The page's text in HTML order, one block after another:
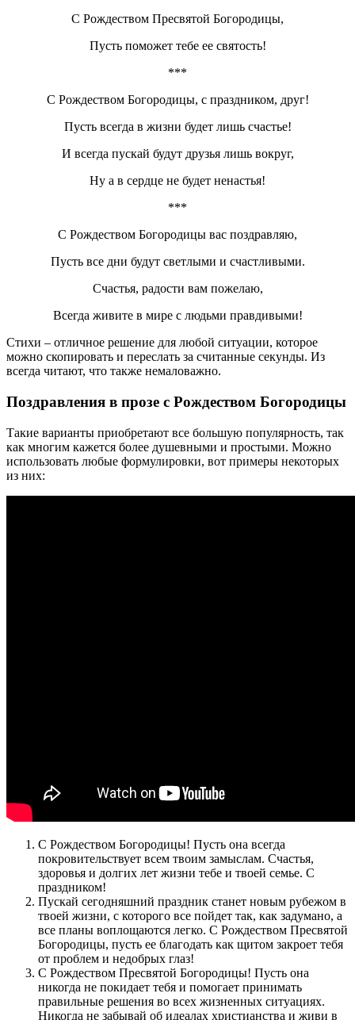
С Рождеством Пресвятой Богородицы,
Пусть поможет тебе ее святость!
***
С Рождеством Богородицы, с праздником, друг!
Пусть всегда в жизни будет лишь счастье!
И всегда пускай будут друзья лишь вокруг,
Ну а в сердце не будет ненастья!
***
С Рождеством Богородицы вас поздравляю,
Пусть все дни будут светлыми и счастливыми.
Счастья, радости вам пожелаю,
Всегда живите в мире с людьми правдивыми!
Стихи – отличное решение для любой ситуации, которое
можно скопировать и переслать за считанные секунды. Из
всегда читают, что также немаловажно.
Поздравления в прозе с Рождеством Богородицы
Такие варианты приобретают все большую популярность, так
как многим кажется более душевными и простыми. Можно
использовать любые формулировки, вот примеры некоторых
из них:
С Рождеством Богородицы! Пусть она всегда
покровительствует всем твоим замыслам. Счастья,
здоровья и долгих лет жизни тебе и твоей семье. С
праздником!
Пускай сегодняшний праздник станет новым рубежом в
твоей жизни, с которого все пойдет так, как задумано, а
все планы воплощаются легко. С Рождеством Пресвятой
Богородицы, пусть ее благодать как щитом закроет тебя
от проблем и недобрых глаз!
С Рождеством Пресвятой Богородицы! Пусть она
никогда не покидает тебя и помогает принимать
правильные решения во всех жизненных ситуациях.
Никогда не забывай об идеалах христианства и живи в